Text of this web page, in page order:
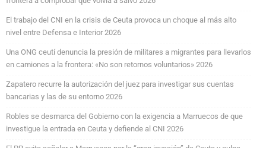
El trabajo del CNI en la crisis de Ceuta provoca un choque al más alto
nivel entre Defensa e Interior 2026
Una ONG ceutí denuncia la presión de militares a migrantes para llevarlos
en camiones a la frontera: «No son retornos voluntarios» 2026
Zapatero recurre la autorización del juez para investigar sus cuentas
bancarias y las de su entorno 2026
Robles se desmarca del Gobierno con la exigencia a Marruecos de que
investigue la entrada en Ceuta y defiende al CNI 2026